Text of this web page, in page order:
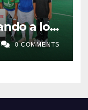
a los
0 COMMENTS